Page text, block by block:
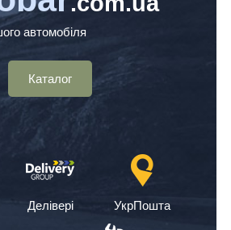
автомобіля
Каталог
Делівері УкрПошта